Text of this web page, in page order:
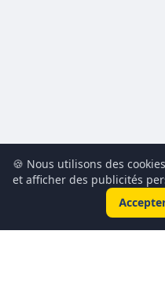
🍪 Nous utilisons des
et afficher des publicités